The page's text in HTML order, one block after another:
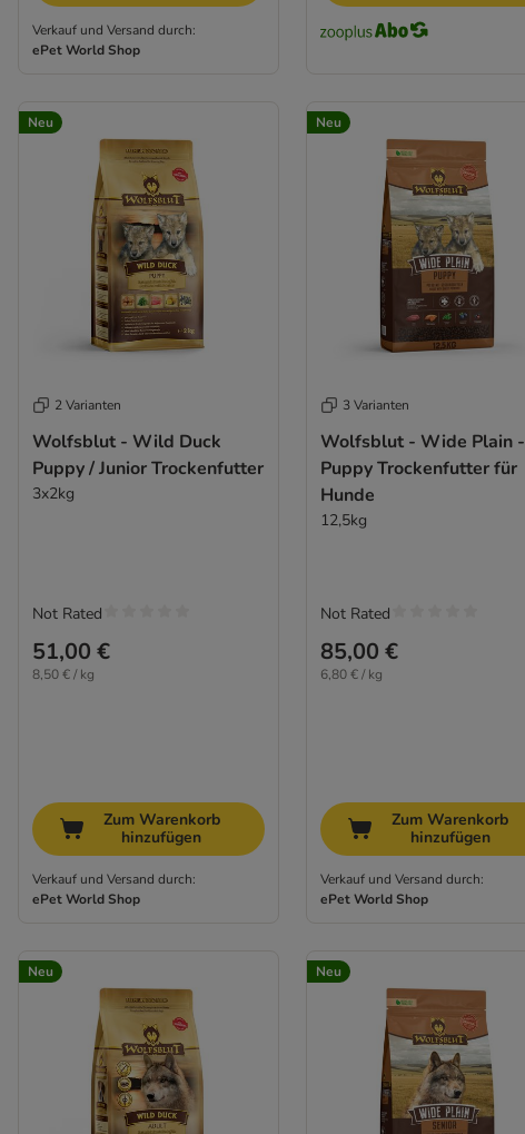
Verkauf und Versand durch:
ePet World Shop
Neu
2 Varianten
Wolfsblut - Wild Duck
Puppy / Junior Trockenfutter
3x2kg
51,00 €
8,50 € / kg
Not Rated
Zum Warenkorb
hinzufügen
Verkauf und Versand durch:
ePet World Shop
Neu
3 Varianten
Wolfsblut - Wide Plain -
Puppy Trockenfutter für
Hunde
12,5kg
85,00 €
6,80 € / kg
Not Rated
Zum Warenkorb
hinzufügen
Verkauf und Versand durch:
ePet World Shop
Neu Neu